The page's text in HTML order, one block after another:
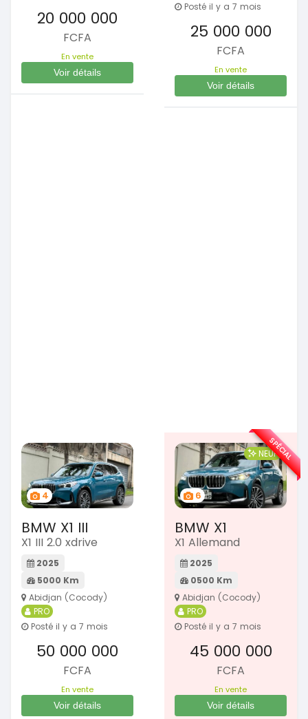
20 000 000
FCFA
En vente
Voir détails
Posté il y a 7 mois
25 000 000
FCFA
En vente
Voir détails
4
BMW X1 III
X1 III 2.0 xdrive
2025
5000 Km
Abidjan (Cocody)
PRO
Posté il y a 7 mois
50 000 000
FCFA
En vente
Voir détails
6
NEUF
BMW X1
X1 Allemand
2025
0500 Km
Abidjan (Cocody)
PRO
Posté il y a 7 mois
45 000 000
FCFA
En vente
Voir détails
SPÉCIAL